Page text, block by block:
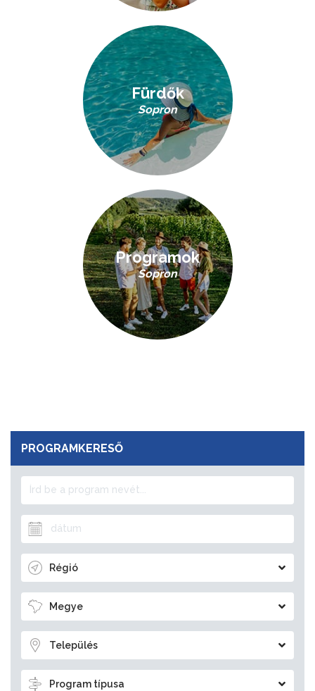
Fürdők
Sopron
Programok
Sopron
PROGRAMKERESŐ
Régió
Megye
Település
Program típusa